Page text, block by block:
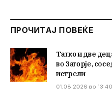
ПРОЧИТАЈ ПОВЕЌЕ
Татко и две
во Загорје,
истрели
01.08.2026 во 13:40